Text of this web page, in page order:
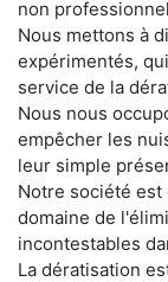
non
Nous mettons à
expérimentés,
service de la
Nous nous
empêcher les
leur simple
Notre société
domaine de
incontestables
La dératisation